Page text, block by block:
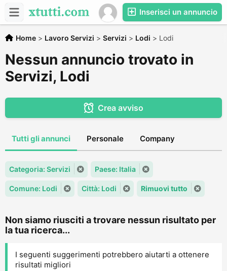
Inserisci un annuncio
Home > Lavoro Servizi > Servizi > Lodi > Lodi
Nessun annuncio trovato in
Servizi, Lodi
Crea avviso
Tutti gli annunci Personale Company
Categoria: Servizi Paese: Italia
Comune: Lodi Città: Lodi Rimuovi tutto
Non siamo riusciti a trovare nessun risultato per
la tua ricerca...
I seguenti suggerimenti potrebbero aiutarti a ottenere
risultati migliori